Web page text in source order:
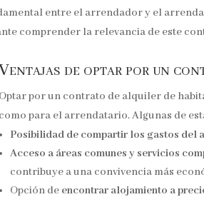
entre el arrendador y el
comprender la relevancia de este
de optar por un
Optar por un contrato de alquiler de
como para el arrendatario. Algunas de
Posibilidad de compartir los gastos del
Acceso a áreas comunes y servicios
contribuye a una convivencia más
Opción de encontrar alojamiento a